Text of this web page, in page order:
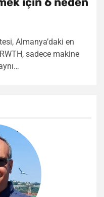
Almanya’daki en
sadece makine